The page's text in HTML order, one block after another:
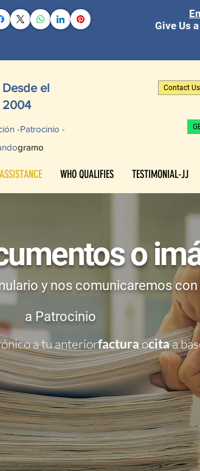
Give Us a
Desde el
2004
-Patrocinio -
gramo
Contact
WHO QUALIFIES TESTIMONIAL-JJ
o
y nos comunicaremos
a Patrocinio
a tu anteriorfacturaocitaa